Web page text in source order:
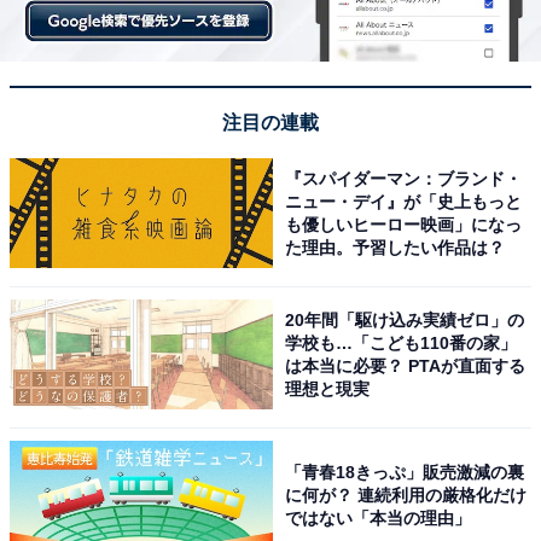
注目の連載
『スパイダーマン：ブランド・
ニュー・デイ』が「史上もっと
も優しいヒーロー映画」になっ
た理由。予習したい作品は？
20年間「駆け込み実績ゼロ」の
学校も…「こども110番の家」
は本当に必要？ PTAが直面する
理想と現実
「青春18きっぷ」販売激減の裏
に何が？ 連続利用の厳格化だけ
ではない「本当の理由」